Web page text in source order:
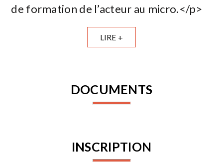
de formation de l’acteur au micro.</p>
LIRE +
DOCUMENTS
INSCRIPTION